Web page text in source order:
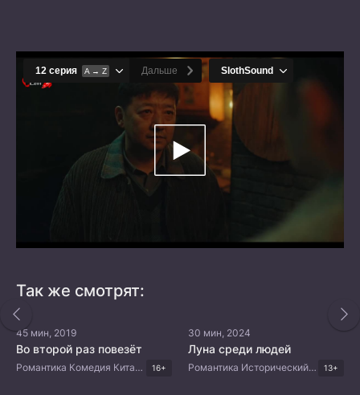
Так же смотрят:
45 мин, 2019
Во второй раз повезёт
Романтика Комедия Китайские дорамы 16+
30 мин, 2024
Луна среди людей
Романтика Исторический Боевик Фэнтези Китайские дорамы 13+